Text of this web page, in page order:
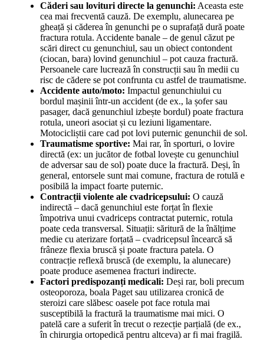
Căderi sau lovituri directe la genunchi: Aceasta este
cea mai frecventă cauză. De exemplu, alunecarea pe
gheață și căderea în genunchi pe o suprafață dură poate
fractura rotula. Accidente banale – de genul căzut pe
scări direct cu genunchiul, sau un obiect contondent
(ciocan, bara) lovind genunchiul – pot cauza fractură.
Persoanele care lucrează în construcții sau în medii cu
risc de cădere se pot confrunta cu astfel de traumatisme.
Accidente auto/moto: Impactul genunchiului cu
bordul mașinii într-un accident (de ex., la șofer sau
pasager, dacă genunchiul izbește bordul) poate fractura
rotula, uneori asociat și cu leziuni ligamentare.
Motocicliștii care cad pot lovi puternic genunchii de sol.
Traumatisme sportive: Mai rar, în sporturi, o lovire
directă (ex: un jucător de fotbal lovește cu genunchiul
de adversar sau de sol) poate duce la fractură. Deși, în
general, entorsele sunt mai comune, fractura de rotulă e
posibilă la impact foarte puternic.
Contracții violente ale cvadricepsului: O cauză
indirectă – dacă genunchiul este forțat în flexie
împotriva unui cvadriceps contractat puternic, rotula
poate ceda transversal. Situații: săritură de la înălțime
medie cu aterizare forțată – cvadricepsul încearcă să
frâneze flexia bruscă și poate fractura patela. O
contracție reflexă bruscă (de exemplu, la alunecare)
poate produce asemenea fracturi indirecte.
Factori predispozanți medicali: Deși rar, boli precum
osteoporoza, boala Paget sau utilizarea cronică de
steroizi care slăbesc oasele pot face rotula mai
susceptibilă la fractură la traumatisme mai mici. O
patelă care a suferit în trecut o rezecție parțială (de ex.,
în chirurgia ortopedică pentru altceva) ar fi mai fragilă.